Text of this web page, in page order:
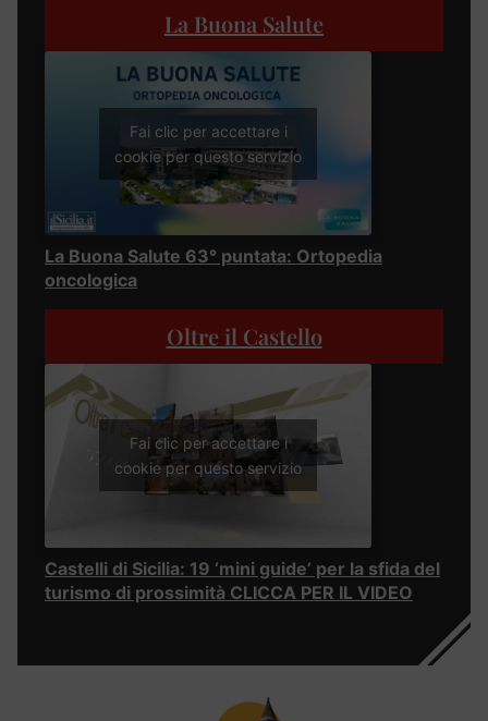
La Buona Salute
Fai clic per accettare i
cookie per questo servizio
La Buona Salute 63° puntata: Ortopedia
oncologica
Oltre il Castello
Fai clic per accettare i
cookie per questo servizio
Castelli di Sicilia: 19 ‘mini guide’ per la sfida del
turismo di prossimità CLICCA PER IL VIDEO